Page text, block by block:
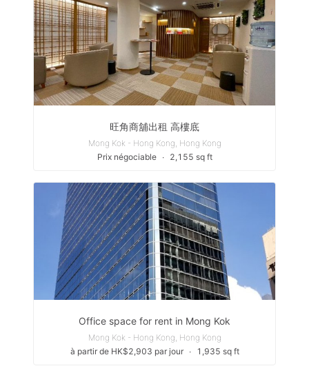
旺角商舖出租 高樓底
Mong Kok - Hong Kong, Hong Kong
Prix négociable
∙ 2,155 sq ft
Office space for rent in Mong Kok
Mong Kok - Hong Kong, Hong Kong
à partir de HK$2,903 par jour
∙ 1,935 sq ft